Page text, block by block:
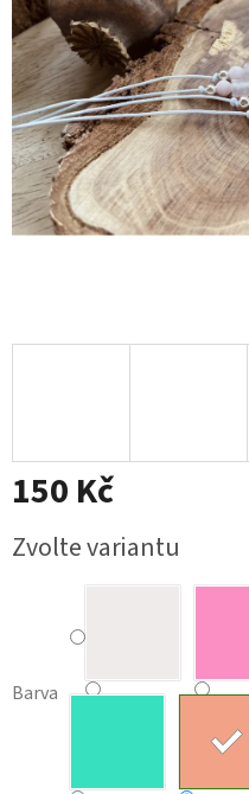
150 Kč
Měrná
cena:
Zvolte variantu
Barva